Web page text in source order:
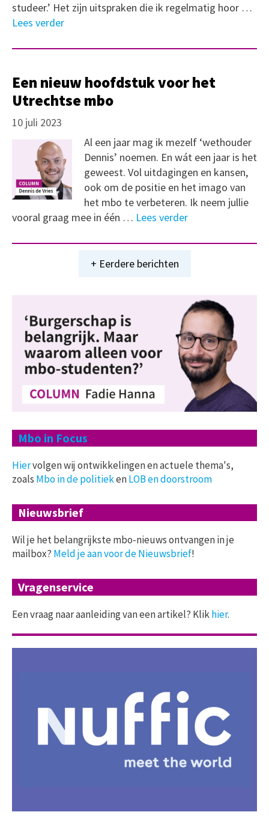
studeer.’ Het zijn uitspraken die ik regelmatig hoor …
Lees verder
Een nieuw hoofdstuk voor het
Utrechtse mbo
10 juli 2023
Al een jaar mag ik mezelf ‘wethouder
Dennis’ noemen. En wát een jaar is het
geweest. Vol uitdagingen en kansen,
ook om de positie en het imago van
het mbo te verbeteren. Ik neem jullie
vooral graag mee in één … Lees verder
+ Eerdere berichten
Mbo in Focus
Hiervolgen wij ontwikkelingen en actuele thema's,
zoals Mbo in de politiekenLOB en doorstroom
Nieuwsbrief
Wil je het belangrijkste mbo-nieuws ontvangen in je
mailbox? Meld je aan voor de Nieuwsbrief!
Vragenservice
Een vraag naar aanleiding van een artikel? Klikhier.